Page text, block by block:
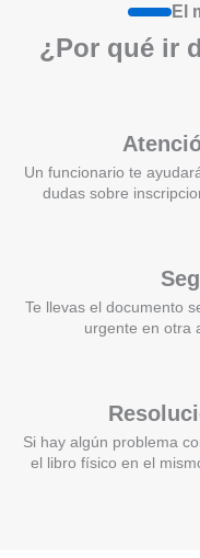
El
¿Por qué ir
Un funcionario te
dudas sobre
Te llevas el documento
urgente en otra
Si hay algún problema
el libro físico en el